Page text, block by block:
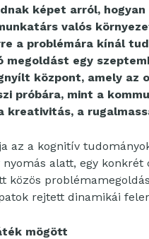
képet arról, hogyan
valós
a problémára kínál
megoldást egy
központ, amely az
próbára, mint a
kreativitás, a
az a kognitív
nyomás alatt, egy konkrét
közös
rejtett dinamikái
mögött